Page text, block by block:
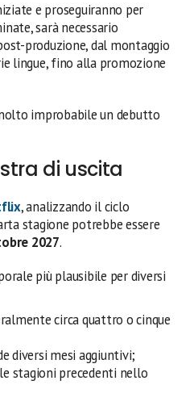
e proseguiranno per
sarà necessario
produzione, dal montaggio
lingue, fino alla promozione
improbabile un debutto
di uscita
, analizzando il ciclo
stagione potrebbe essere
2027.
più plausibile per diversi
circa quattro o cinque
diversi mesi aggiuntivi;
stagioni precedenti nello